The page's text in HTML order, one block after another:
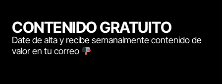
CONTENIDO GRATUITO
Date de alta y recibe semanalmente contenido de
valor en tu correo